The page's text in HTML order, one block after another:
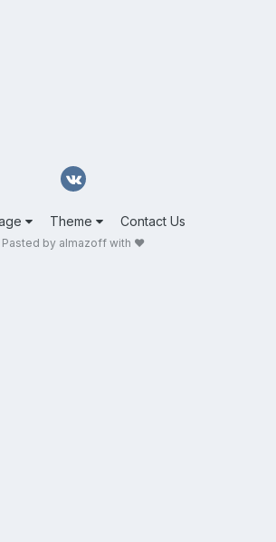
Theme Contact Us
Pasted by almazoff with ❤